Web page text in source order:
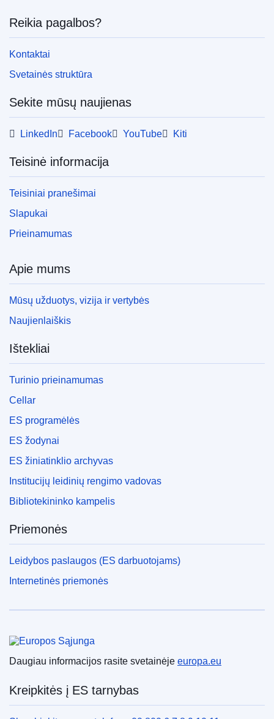
OJ : L_202302730
pdfa2a
Rodyti visus šios serijos numerius
Reikia pagalbos?
Kontaktai
Svetainės struktūra
Sekite mūsų naujienas
LinkedIn Facebook YouTube Kiti
Teisinė informacija
Teisiniai pranešimai
Slapukai
Prieinamumas
Apie mums
Mūsų užduotys, vizija ir vertybės
Naujienlaiškis
Ištekliai
Turinio prieinamumas
Cellar
ES programėlės
ES žodynai
ES žiniatinklio archyvas
Institucijų leidinių rengimo vadovas
Bibliotekininko kampelis
Priemonės
Leidybos paslaugos (ES darbuotojams)
Internetinės priemonės
Daugiau informacijos rasite svetainėje europa.eu
Kreipkitės į ES tarnybas